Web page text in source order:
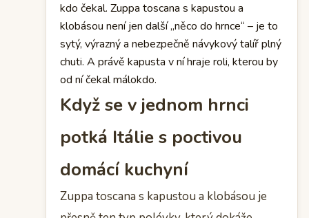
kdo čekal. Zuppa toscana s kapustou a
klobásou není jen další „něco do hrnce“ – je to
sytý, výrazný a nebezpečně návykový talíř plný
chuti. A právě kapusta v ní hraje roli, kterou by
od ní čekal málokdo.
Když se v jednom hrnci
potká Itálie s poctivou
domácí kuchyní
Zuppa toscana s kapustou a klobásou je